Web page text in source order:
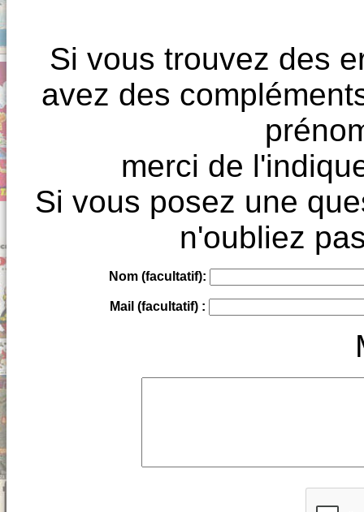
Si vous trouvez des
avez des
merci de
Si vous posez une
n'oubliez
Nom (facultatif):
Mail (facultatif) :